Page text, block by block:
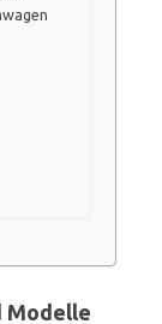
Modelle